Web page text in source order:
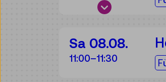
Sa 08.08.
11:00–11:30